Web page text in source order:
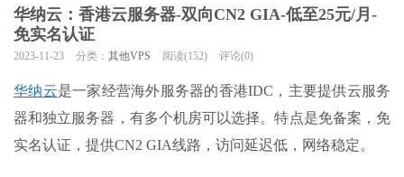
华纳云：香港云服务器-双向CN2 GIA-低至25元/月-
免实名认证
2023-11-23 分类： 其他VPS 阅读(152) 评论(0)
华纳云是一家经营海外服务器的香港IDC，主要提供云服务
器和独立服务器，有多个机房可以选择。特点是免备案，免
实名认证，提供CN2 GIA线路，访问延迟低，网络稳定。